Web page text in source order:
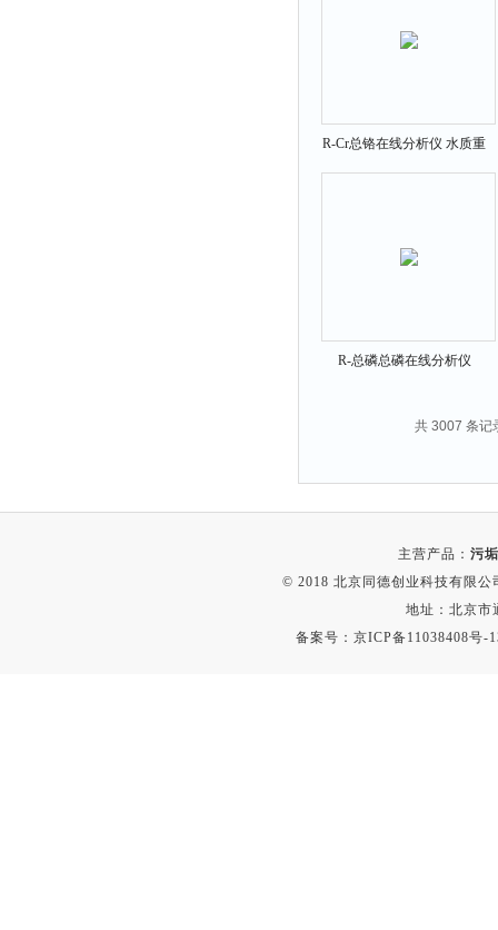
R-Cr总铬在线分析仪 水质重
金属在线测定仪
R-总磷总磷在线分析仪
共 3007 条
主营产品： 污
© 2018 北京同德创业科技有限
地址：北京市
备案号： 京ICP备11038408号-